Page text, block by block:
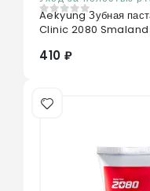
0из 5
Aekyung Зубная
Clinic 2080
410 ₽